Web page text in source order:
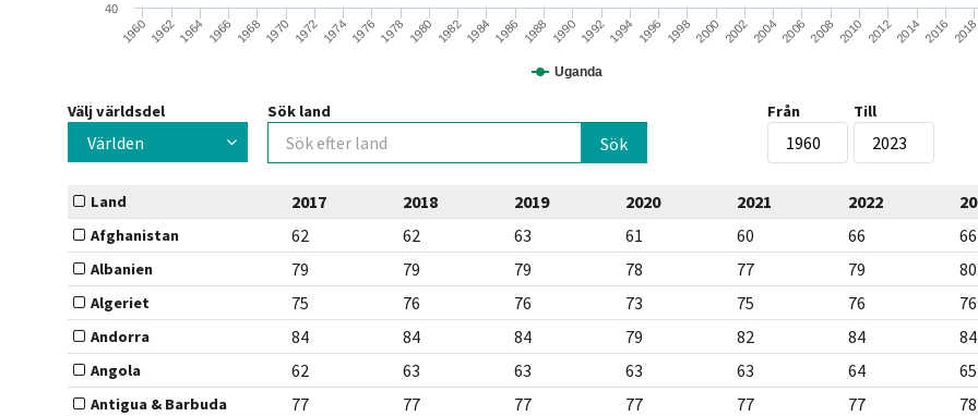
Uganda
1960 19621964 1966 1968 1970 1972 1974 1976 1978 1980 19821984 1986 1988 1990 19921994 1996 1998 2000 2002 2004 2006 2008 2010 20122014 2016 2018
40
Välj världsdel
Världen
Sök land Från Till
Land 2017 2018 2019 2020 2021 2022
Afghanistan 62 62 63 61 60 66 66
Albanien 79 79 79 78 77 79 80
Algeriet 75 76 76 73 75 76 76
Andorra 84 84 84 79 82 84 84
Angola 62 63 63 63 63 64 65
Antigua & Barbuda 77 77 77 77 77 77 78